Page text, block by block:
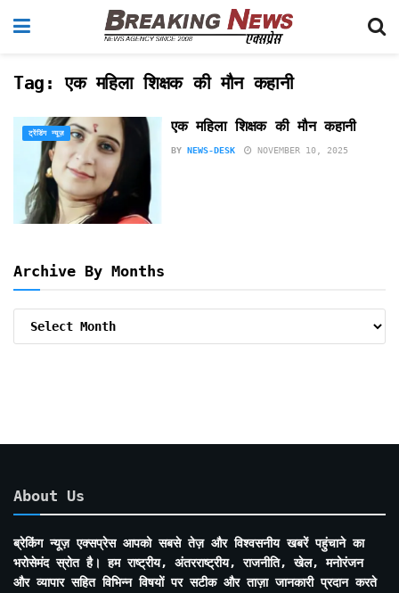
Tag:एक महिला शिक्षक की मौन कहानी
ट्रेंडिंग न्यूज़ एक महिला शिक्षक की मौन कहानी
BY NEWS-DESK NOVEMBER 10, 2025
Archive By Months
About Us
ब्रेकिंग न्यूज़ एक्सप्रेस आपको सबसे तेज़ और विश्वसनीय खबरें पहुंचाने का
भरोसेमंद स्रोत है। हम राष्ट्रीय, अंतरराष्ट्रीय, राजनीति, खेल, मनोरंजन
और व्यापार सहित विभिन्न विषयों पर सटीक और ताज़ा जानकारी प्रदान करते